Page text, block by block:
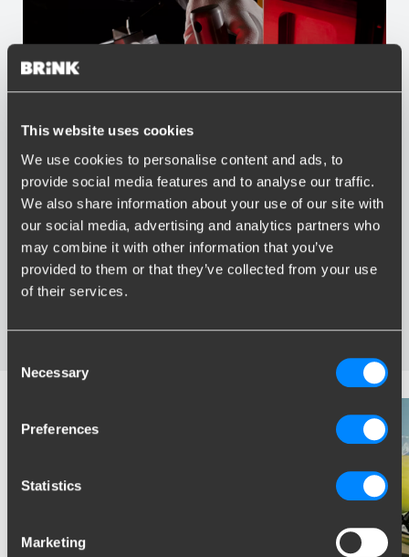
This website uses cookies
We use cookies to personalise content and ads, to
provide social media features and to analyse our traffic.
We also share information about your use of our site with
our social media, advertising and analytics partners who
may combine it with other information that you’ve
provided to them or that they’ve collected from your use
of their services.
Selection
Necessary
Preferences
Statistics
Marketing
Voordelen van Brink
Grootste assortiment trekhaken van Nederland
Trekhaak speciaal afgestemd op uw automerk en model
Veilige, gecertificeerde trekhaken
Montage bij u in de buurt